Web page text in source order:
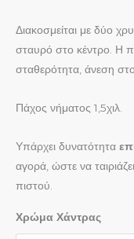
Διακοσμείται με δύο
σταυρό στο κέντρο. Η
σταθερότητα, άνεση
Πάχος νήματος 1,5χιλ.
Υπάρχει δυνατότητα
αγορά, ώστε να
πιστού.
Χρώμα Χάντρας